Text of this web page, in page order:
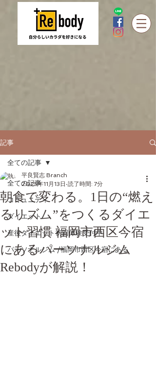
記事
全ての記事
コミュニティ
ダイエット
産後ダイエット初回体験受付中
パーソナルジム /福岡市西区今宿にある
全ての記事
朝食で変わる。1日の“燃え
るリズム”をつくるダイエ
ット習慣 福岡市西区今宿
にあるパーソナルジム
Rebodyが解説！
平良賢志 Branch
2025年11月13日 読了時間: 7分